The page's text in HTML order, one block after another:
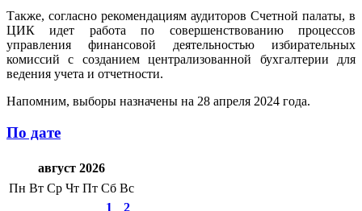
Также, согласно рекомендациям аудиторов Счетной палаты, в
ЦИК идет работа по совершенствованию процессов
управления финансовой деятельностью избирательных
комиссий с созданием централизованной бухгалтерии для
ведения учета и отчетности.
Напомним, выборы назначены на 28 апреля 2024 года.
По дате
август 2026
Пн Вт Ср Чт Пт Сб Вс
1
2